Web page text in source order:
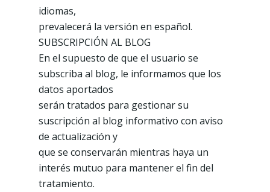
idiomas,
prevalecerá la versión en español.
SUBSCRIPCIÓN AL BLOG
En el supuesto de que el usuario se
subscriba al blog, le informamos que los
datos aportados
serán tratados para gestionar su
suscripción al blog informativo con aviso
de actualización y
que se conservarán mientras haya un
interés mutuo para mantener el fin del
tratamiento.